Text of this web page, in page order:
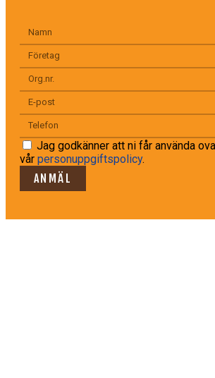
Jag godkänner att ni får använda
vår personuppgiftspolicy.
ANMÄL